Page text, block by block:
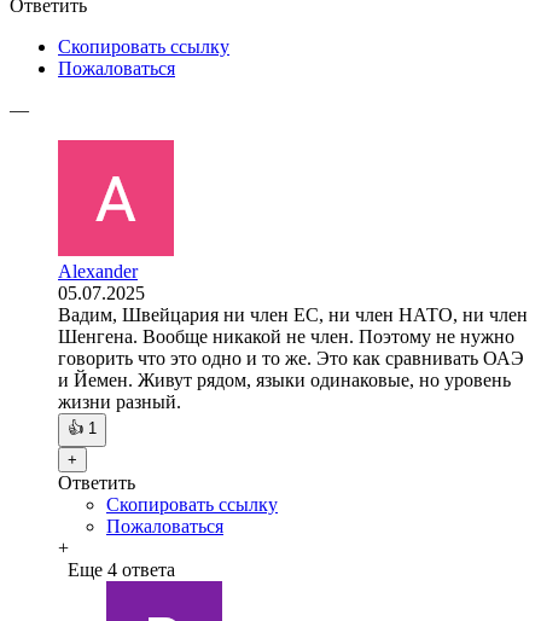
Ответить
Скопировать ссылку
Пожаловаться
—
Alexander
05.07.2025
Вадим, Швейцария ни член ЕС, ни член НАТО, ни член
Шенгена. Вообще никакой не член. Поэтому не нужно
говорить что это одно и то же. Это как сравнивать ОАЭ
и Йемен. Живут рядом, языки одинаковые, но уровень
жизни разный.
👍 1
+
Ответить
Скопировать ссылку
Пожаловаться
+
Еще 4 ответа